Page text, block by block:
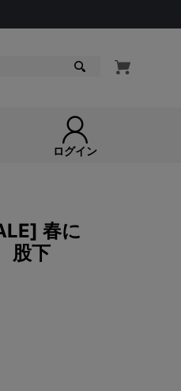
ログイン
春に
股下